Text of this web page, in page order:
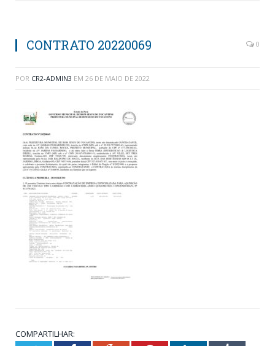
CONTRATO 20220069 0
POR CR2-ADMIN3 EM 26 DE MAIO DE 2022
COMPARTILHAR: